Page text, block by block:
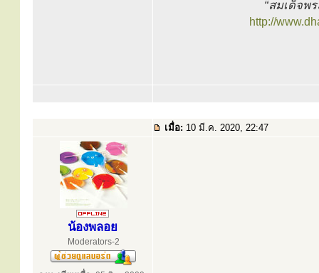
“สมเด็จพ
http://
เมื่อ: 10 มี.ค. 2020, 22:47
น้องพลอย
Moderators-2